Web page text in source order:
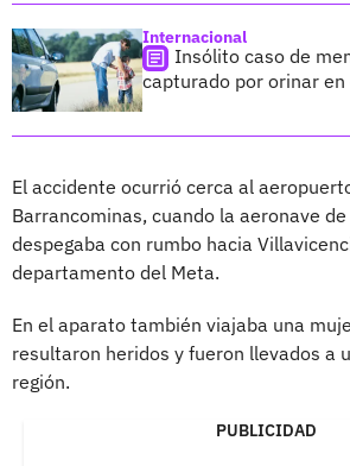
Internacional
Insólito caso de
capturado por orinar
El accidente ocurrió cerca al
Barrancominas, cuando la aeronave
despegaba con rumbo hacia
departamento del Meta.
En el aparato también viajaba una
resultaron heridos y fueron llevados a
región.
PUBLICIDAD